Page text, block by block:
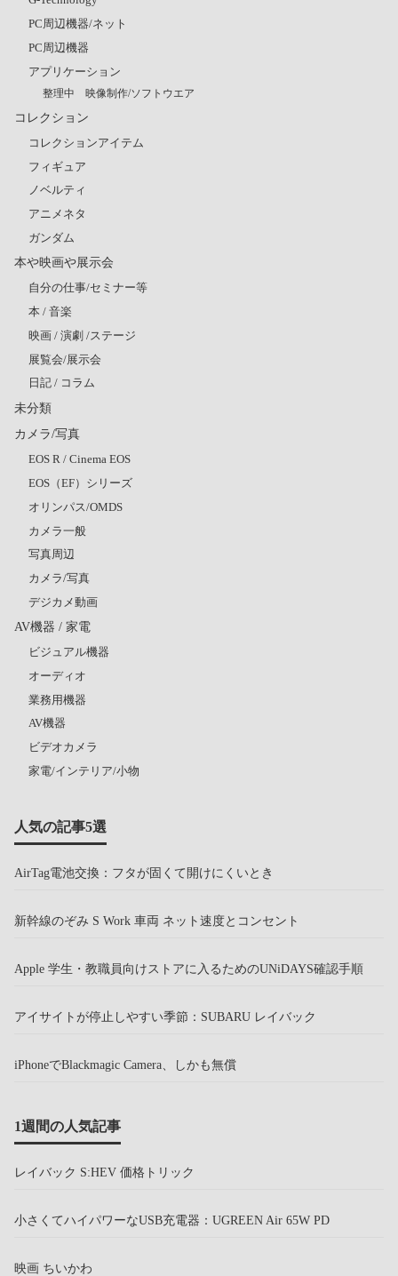
PC周辺機器/ネット
PC周辺機器
アプリケーション
整理中 映像制作/ソフトウエア
コレクション
コレクションアイテム
フィギュア
ノベルティ
アニメネタ
ガンダム
本や映画や展示会
自分の仕事/セミナー等
本 / 音楽
映画 / 演劇 /ステージ
展覧会/展示会
日記 / コラム
未分類
カメラ/写真
EOS R / Cinema EOS
EOS（EF）シリーズ
オリンパス/OMDS
カメラ一般
写真周辺
カメラ/写真
デジカメ動画
AV機器 / 家電
ビジュアル機器
オーディオ
業務用機器
AV機器
ビデオカメラ
家電/インテリア/小物
人気の記事5選
AirTag電池交換：フタが固くて開けにくいとき
新幹線のぞみ S Work 車両 ネット速度とコンセント
Apple 学生・教職員向けストアに入るためのUNiDAYS確認手順
アイサイトが停止しやすい季節：SUBARU レイバック
iPhoneでBlackmagic Camera、しかも無償
1週間の人気記事
レイバック S:HEV 価格トリック
小さくてハイパワーなUSB充電器：UGREEN Air 65W PD
映画 ちいかわ